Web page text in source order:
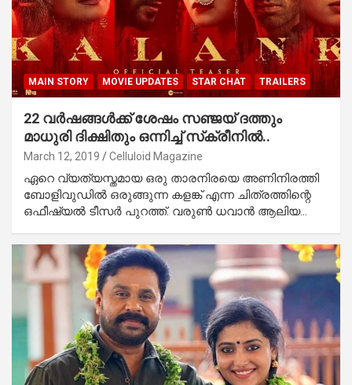
MAIN STORY MOVIE UPDATES STAR CHAT TRAILERS
22 വര്‍ഷങ്ങള്‍ക്ക് ശേഷം സഞ്ജയ് ദത്തും
മാധുരി ദിക്ഷിതും ഒന്നിച്ച് സ്‌ക്രീനില്‍..
March 12, 2019 Celluloid Magazine
ഏറെ വ്യത്യസ്തമായ ഒരു താരനിരയെ അണിനിരത്തി
ബോളിവുഡില്‍ ഒരുങ്ങുന്ന കളങ്ക് എന്ന ചിത്രത്തിന്റെ
ഒഫീഷ്യല്‍ ടീസര്‍ പുറത്ത്. വരുണ്‍ ധവാന്‍ ആലിയ…